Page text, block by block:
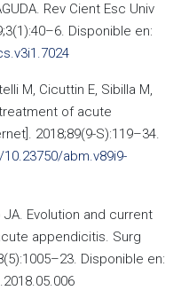
Rev Cient Esc Univ
Disponible en:
M, Cicuttin E, Sibilla M,
of acute
2018;89(9-S):119–34.
abm.v89i9-
JA. Evolution and current
appendicitis. Surg
Disponible en: